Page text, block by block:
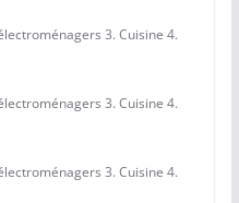
3. Cuisine 4.
3. Cuisine 4.
3. Cuisine 4.